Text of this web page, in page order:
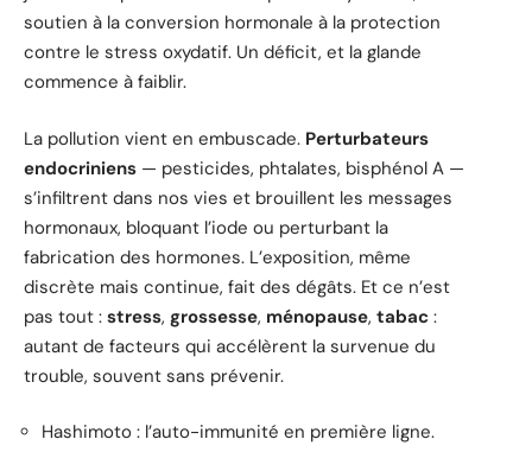
soutien à la conversion hormonale à la protection
contre le stress oxydatif. Un déficit, et la glande
commence à faiblir.
La pollution vient en embuscade. Perturbateurs
endocriniens — pesticides, phtalates, bisphénol A —
s’infiltrent dans nos vies et brouillent les messages
hormonaux, bloquant l’iode ou perturbant la
fabrication des hormones. L’exposition, même
discrète mais continue, fait des dégâts. Et ce n’est
pas tout : stress, grossesse, ménopause, tabac :
autant de facteurs qui accélèrent la survenue du
trouble, souvent sans prévenir.
Hashimoto : l’auto-immunité en première ligne.